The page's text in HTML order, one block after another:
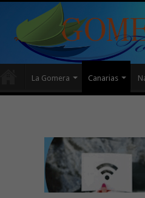
La Gomera Canarias